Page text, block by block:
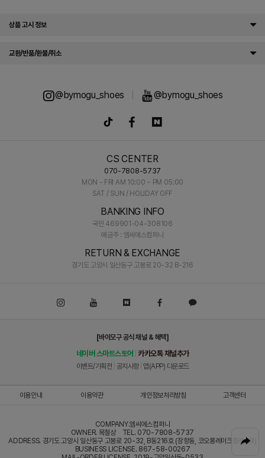
상품 고시 정보
교환/반품/환불/취소
@bymogu_shoes @bymogu_shoes
CS CENTER
070-7808-5737
MON - FRI AM 10:00 ~ PM 05:00
SAT / SUN / HOLIDAY OFF
BANKING INFO
국민 469901-04-308106
예금주 : 엠씨에스컴퍼니
RETURN & EXCHANGE
경기도 고양시 일산동구 고봉로 20-32 B-216
[바이모구 공식 채널 & 혜택]
네이버 스마트스토어 카카오톡 채널추가
이벤트/기획전 공지사항 앱(APP) 다운로드
이용안내 이용약관 개인정보처리방침 고객센터
COMPANY.엠씨에스컴퍼니
OWNER. 목철상 TEL. 070-7808-5737
ADDRESS. 경기도 고양시 일산동구 고봉로 20-32, B동216호 (장항동, 코오롱레이크폴리스III)
BUSINESS LICENSE. 867-58-00267